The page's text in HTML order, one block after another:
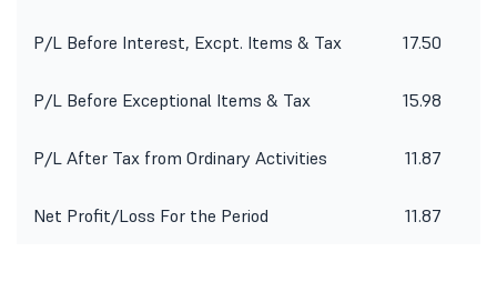
P/L Before Interest, Excpt. Items & Tax 17.50
P/L Before Exceptional Items & Tax 15.98
P/L After Tax from Ordinary Activities 11.87
Net Profit/Loss For the Period 11.87